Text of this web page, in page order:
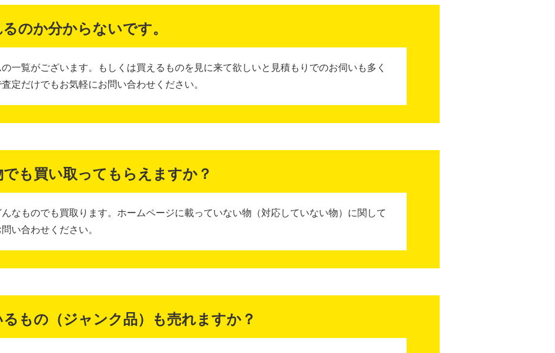
のか分からないです。
一覧がございます。もしくは買えるものを見に来て欲しいと見積もりでのお伺いも多く
定だけでもお気軽にお問い合わせください。
でも買い取ってもらえますか？
なものでも買取ります。ホームページに載っていない物（対応していない物）に関して
い合わせください。
もの（ジャンク品）も売れますか？